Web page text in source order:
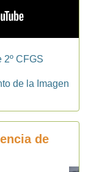
2º CFGS
de la Imagen
de